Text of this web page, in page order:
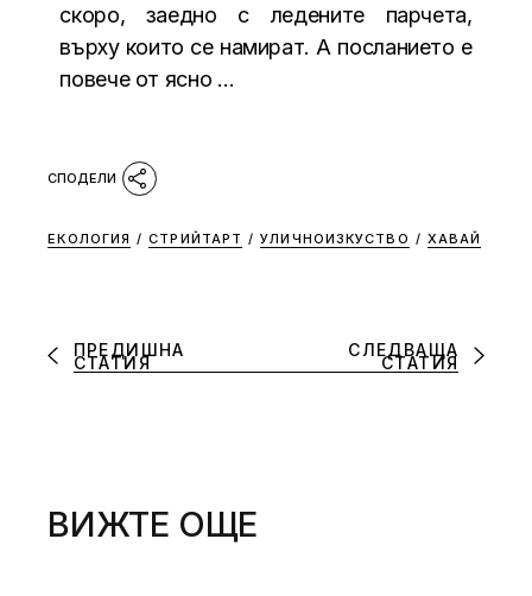
скоро, заедно с ледените парчета,
върху които се намират. А посланието е
повече от ясно …
ЕКОЛОГИЯ / СТРИЙТАРТ / УЛИЧНОИЗКУСТВО / ХАВАЙ
ПРЕДИШНА
СТАТИЯ
СЛЕДВАЩА
СТАТИЯ
ВИЖТЕ ОЩЕ